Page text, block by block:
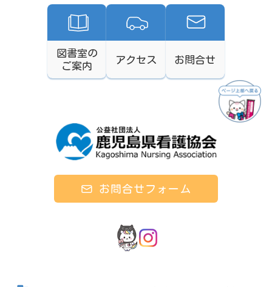
図書室の
ご案内
アクセス お問合せ
お問合せフォーム